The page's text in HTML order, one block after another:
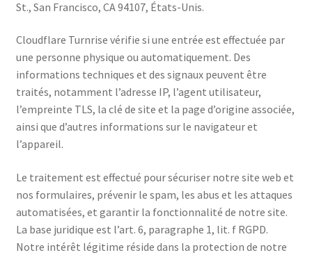
St., San Francisco, CA 94107, États-Unis.
Cloudflare Turnrise vérifie si une entrée est effectuée par
une personne physique ou automatiquement. Des
informations techniques et des signaux peuvent être
traités, notamment l’adresse IP, l’agent utilisateur,
l’empreinte TLS, la clé de site et la page d’origine associée,
ainsi que d’autres informations sur le navigateur et
l’appareil.
Le traitement est effectué pour sécuriser notre site web et
nos formulaires, prévenir le spam, les abus et les attaques
automatisées, et garantir la fonctionnalité de notre site.
La base juridique est l’art. 6, paragraphe 1, lit. f RGPD.
Notre intérêt légitime réside dans la protection de notre